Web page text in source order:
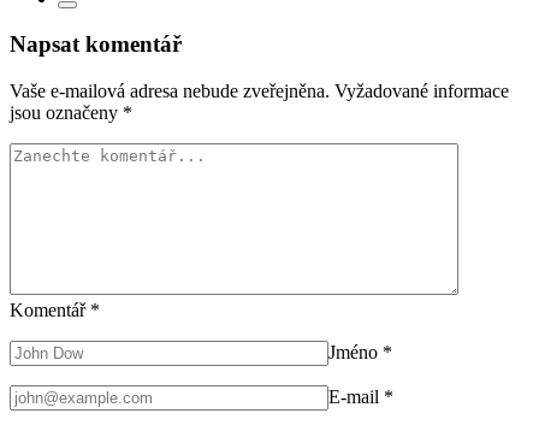
Napsat komentář
Vaše e-mailová adresa nebude zveřejněna. Vyžadované informace
jsou označeny *
Komentář *
Jméno *
E-mail *